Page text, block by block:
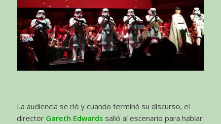
La audiencia se rió y cuando terminó su discurso, el
director Gareth Edwards salió al escenario para hablar